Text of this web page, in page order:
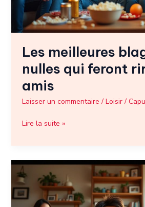
Les meilleures
nulles qui feront
amis
Laisser un commentaire / Loisir/
vos
amis
Lire la suite »
Les
meilleures
blagues
de